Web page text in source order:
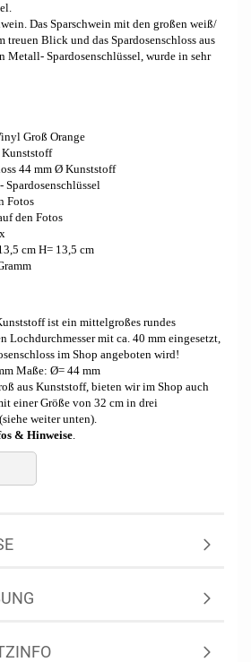
Das Sparschwein mit den großen weiß/
treuen Blick und das Spardosenschloss aus
Metall- Spardosenschlüssel, wurde in sehr
Groß Orange
44 mm Ø Kunststoff
Fotos
den Fotos
cm H= 13,5 cm
ist ein mittelgroßes rundes
Lochdurchmesser mit ca. 40 mm eingesetzt,
im Shop angeboten wird!
Maße: Ø= 44 mm
aus Kunststoff, bieten wir im Shop auch
einer Größe von 32 cm in drei
weiter unten).
& Hinweise.